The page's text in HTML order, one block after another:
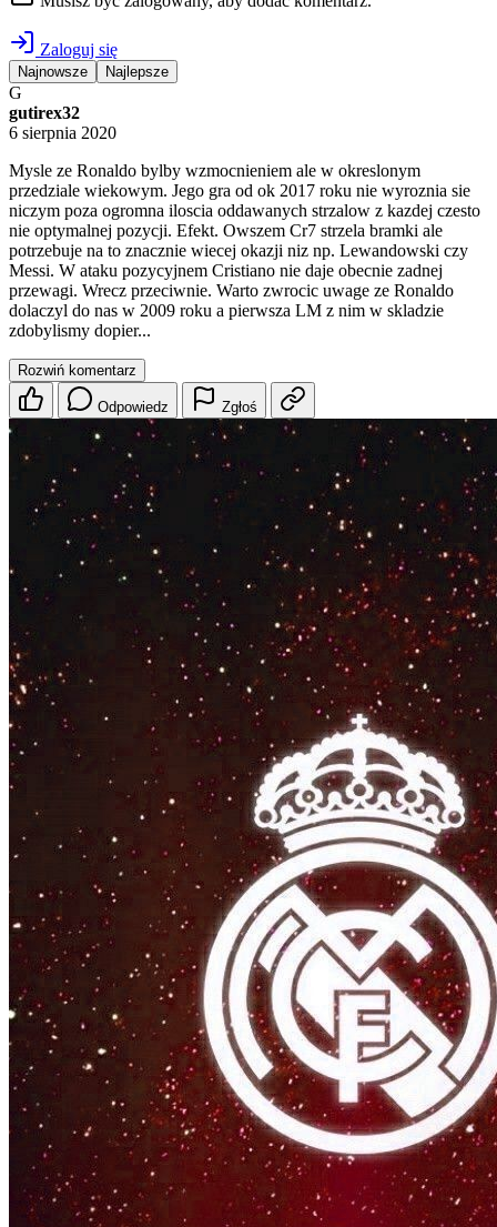
Zaloguj się
Najnowsze Najlepsze
G
gutirex32
6 sierpnia 2020
Mysle ze Ronaldo bylby wzmocnieniem ale w okreslonym
przedziale wiekowym. Jego gra od ok 2017 roku nie wyroznia sie
niczym poza ogromna iloscia oddawanych strzalow z kazdej czesto
nie optymalnej pozycji. Efekt. Owszem Cr7 strzela bramki ale
potrzebuje na to znacznie wiecej okazji niz np. Lewandowski czy
Messi. W ataku pozycyjnem Cristiano nie daje obecnie zadnej
przewagi. Wrecz przeciwnie. Warto zwrocic uwage ze Ronaldo
dolaczyl do nas w 2009 roku a pierwsza LM z nim w skladzie
zdobylismy dopier...
Rozwiń komentarz
Odpowiedz Zgłoś